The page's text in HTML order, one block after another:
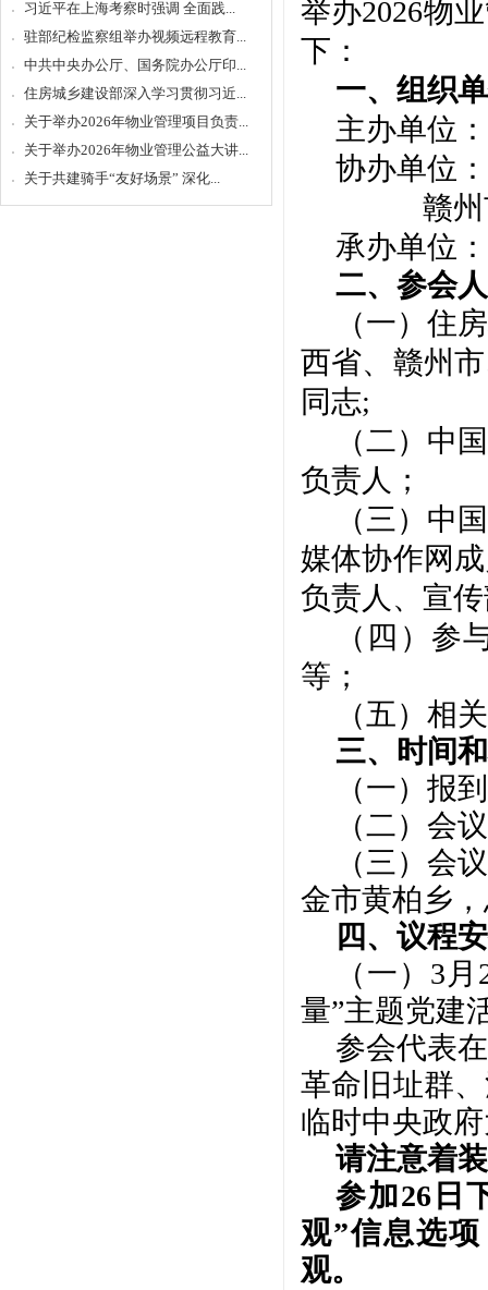
习近平在上海考察时强调 全面践...
驻部纪检监察组举办视频远程教育...
中共中央办公厅、国务院办公厅印...
住房城乡建设部深入学习贯彻习近...
关于举办2026年物业管理项目负责...
关于举办2026年物业管理公益大讲...
关于共建骑手“友好场景” 深化...
举办2026物
下：
一、组织
主办单位
协办单位
赣
承办单位
二、参会
（一）住
西省、 赣州
同志;
（二） 中
负责人 ；
（三）中
媒体协作网
负责人、 宣传
（ 四 ）参
等；
（五） 相
三、时间
（一）报
（二）会
（三）会
金市黄柏乡
四、议程
（一） 3月
量”主题党建
参会代表在
革命旧址群
临时中央政
请注意着
参加26日
观”信息选
观。